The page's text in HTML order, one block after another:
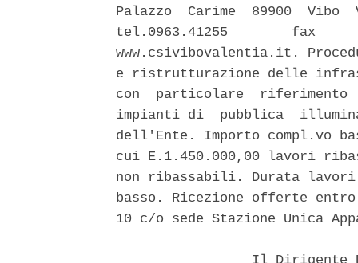
Palazzo  Carime  89900
tel.0963.41255        fax
www.csivibovalentia.it.
e ristrutturazione delle
con  particolare
impianti di  pubblica
dell'Ente. Importo compl.vo
cui E.1.450.000,00 lavori
non ribassabili. Durata
basso. Ricezione offerte
10 c/o sede Stazione Unica